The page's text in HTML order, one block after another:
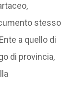
stesso
a quello di
di provincia,